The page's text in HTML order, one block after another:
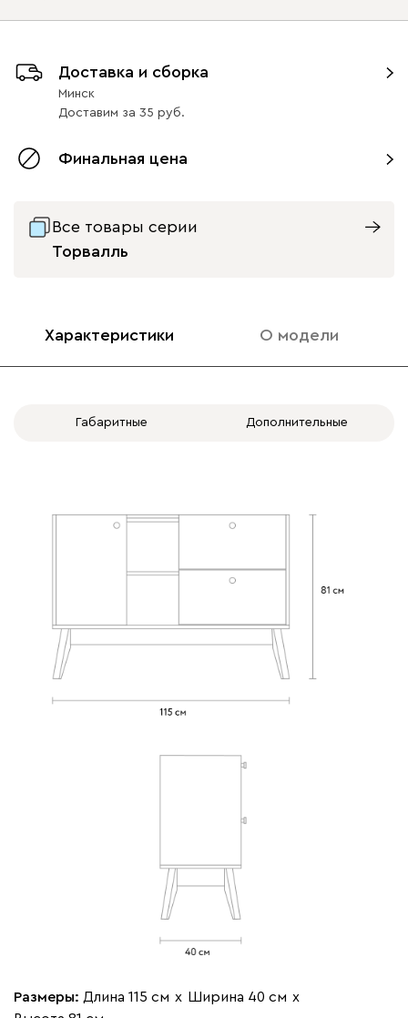
без доводчиков с доводчиками
с доводчиками без доводчиков
Доставка и сборка
Минск
Доставим за 35
Финальная цена
Все товары серии
Торвалль
Характеристики О модели
Габаритные Дополнительные
Размеры: Длина 115 см х Ширина 40 см х